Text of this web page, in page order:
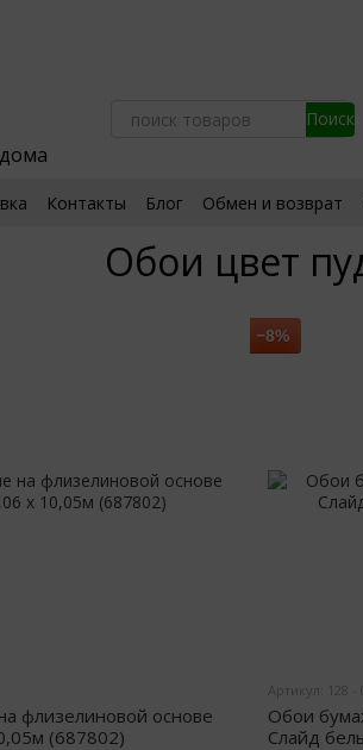
Контакты Блог Обмен и возврат
Обои цвет
флизелиновой основе
(687802)
−8%
Артикул: 128 -
Обои
Слайд